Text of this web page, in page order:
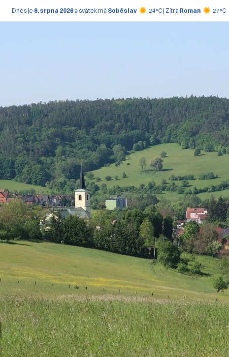
Dnes je 8. srpna 2026a svátek má Soběslav 24°C | Zítra Roman 27°C